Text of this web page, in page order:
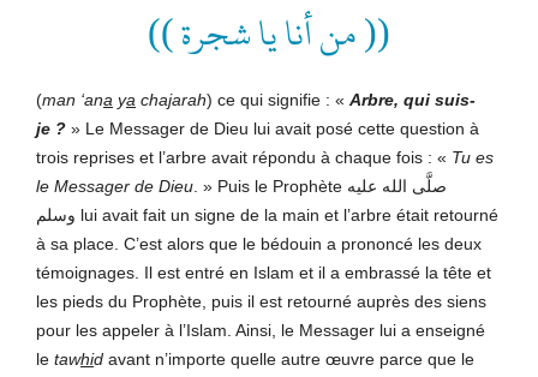
(( من أنا يا شجرة ))
(man ‘ana ya chajarah) ce qui signifie : « Arbre, qui suis-
je ? » Le Messager de Dieu lui avait posé cette question à
trois reprises et l’arbre avait répondu à chaque fois : « Tu es
le Messager de Dieu. » Puis le Prophète صلَّى الله عليه
وسلم lui avait fait un signe de la main et l’arbre était retourné
à sa place. C’est alors que le bédouin a prononcé les deux
témoignages. Il est entré en Islam et il a embrassé la tête et
les pieds du Prophète, puis il est retourné auprès des siens
pour les appeler à l’Islam. Ainsi, le Messager lui a enseigné
le tawhid avant n’importe quelle autre œuvre parce que le